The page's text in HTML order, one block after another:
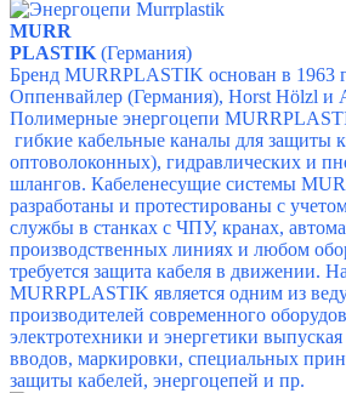
MURR
PLASTIK(Германия)
Бренд MURRPLASTIK основан в 1963
Оппенвайлер (Германия), Horst Hölzl и
Полимерные энергоцепи
гибкие кабельные каналы для защиты
оптоволоконных), гидравлических и
шлангов. Кабеленесущие системы
разработаны и протестированы с
службы в станках с ЧПУ, кранах,
производственных линиях и любом
требуется защита кабеля в движении.
MURRPLASTIK является одним из
производителей современного
электротехники и энергетики
вводов, маркировки, специальных
защиты кабелей, энергоцепей и пр.